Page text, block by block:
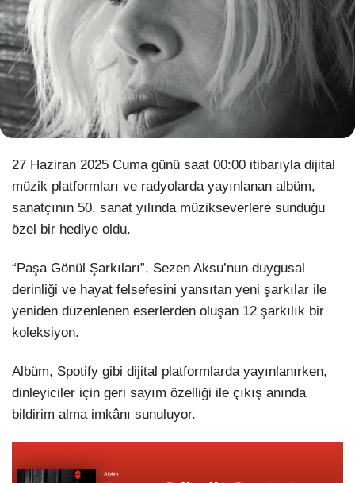
Instagram
Youtube
27 Haziran 2025 Cuma günü saat 00:00 itibarıyla dijital
müzik platformları ve radyolarda yayınlanan albüm,
sanatçının 50. sanat yılında müzikseverlere sunduğu
özel bir hediye oldu.
“Paşa Gönül Şarkıları”, Sezen Aksu’nun duygusal
derinliği ve hayat felsefesini yansıtan yeni şarkılar ile
yeniden düzenlenen eserlerden oluşan 12 şarkılık bir
koleksiyon.
Albüm, Spotify gibi dijital platformlarda yayınlanırken,
dinleyiciler için geri sayım özelliği ile çıkış anında
bildirim alma imkânı sunuluyor.